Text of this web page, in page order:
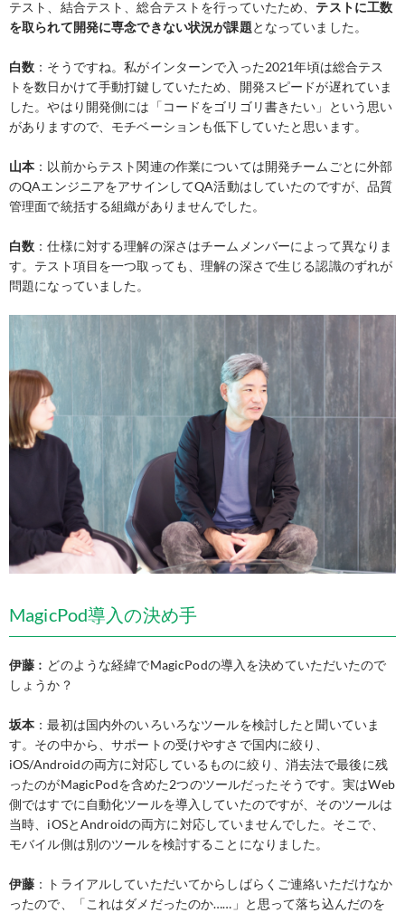
テスト、結合テスト、総合テストを行っていたため、 テストに工数
を取られて開発に専念できない状況が課題となっていました。
白数 ：そうですね。私がインターンで入った2021年頃は総合テス
トを数日かけて手動打鍵していたため、開発スピードが遅れていま
した。やはり開発側には「コードをゴリゴリ書きたい」という思い
がありますので、モチベーションも低下していたと思います。
山本 ：以前からテスト関連の作業については開発チームごとに外部
のQAエンジニアをアサインしてQA活動はしていたのですが、品質
管理面で統括する組織がありませんでした。
白数 ：仕様に対する理解の深さはチームメンバーによって異なりま
す。テスト項目を一つ取っても、理解の深さで生じる認識のずれが
問題になっていました。
MagicPod導入の決め手
伊藤 ︰どのような経緯でMagicPodの導入を決めていただいたので
しょうか？
坂本 ：最初は国内外のいろいろなツールを検討したと聞いていま
す。その中から、サポートの受けやすさで国内に絞り、
iOS/Androidの両方に対応しているものに絞り、消去法で最後に残
ったのがMagicPodを含めた2つのツールだったそうです。実はWeb
側ではすでに自動化ツールを導入していたのですが、そのツールは
当時、iOSとAndroidの両方に対応していませんでした。そこで、
モバイル側は別のツールを検討することになりました。
伊藤 ：トライアルしていただいてからしばらくご連絡いただけなか
ったので、「これはダメだったのか……」と思って落ち込んだのを